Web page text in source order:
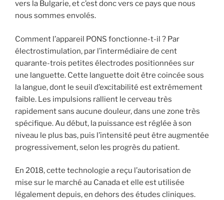
vers la Bulgarie, et c’est donc vers ce pays que nous
nous sommes envolés.
Comment l’appareil PONS fonctionne-t-il ? Par
électrostimulation, par l’intermédiaire de cent
quarante-trois petites électrodes positionnées sur
une languette. Cette languette doit être coincée sous
la langue, dont le seuil d’excitabilité est extrêmement
faible. Les impulsions rallient le cerveau très
rapidement sans aucune douleur, dans une zone très
spécifique. Au début, la puissance est réglée à son
niveau le plus bas, puis l’intensité peut être augmentée
progressivement, selon les progrès du patient.
En 2018, cette technologie a reçu l’autorisation de
mise sur le marché au Canada et elle est utilisée
légalement depuis, en dehors des études cliniques.